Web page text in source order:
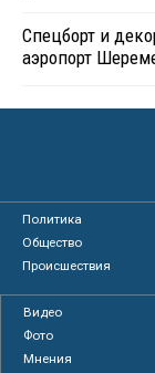
Спецборт и
аэропорт
Политика
Общество
Происшествия
Видео
Фото
Мнения